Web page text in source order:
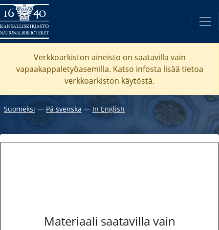
Verkkoarkiston aineisto on saatavilla vain
vapaakappaletyöasemilla. Katso infosta lisää tietoa
verkkoarkiston käytöstä.
Suomeksi ― På svenska ― In English
Materiaali saatavilla vain